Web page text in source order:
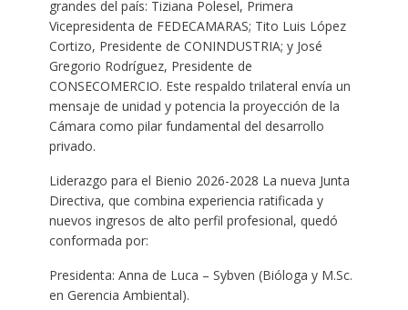
grandes del país: Tiziana Polesel, Primera
Vicepresidenta de FEDECAMARAS; Tito Luis López
Cortizo, Presidente de CONINDUSTRIA; y José
Gregorio Rodríguez, Presidente de
CONSECOMERCIO. Este respaldo trilateral envía un
mensaje de unidad y potencia la proyección de la
Cámara como pilar fundamental del desarrollo
privado.
Liderazgo para el Bienio 2026-2028 La nueva Junta
Directiva, que combina experiencia ratificada y
nuevos ingresos de alto perfil profesional, quedó
conformada por:
Presidenta: Anna de Luca – Sybven (Bióloga y M.Sc.
en Gerencia Ambiental).